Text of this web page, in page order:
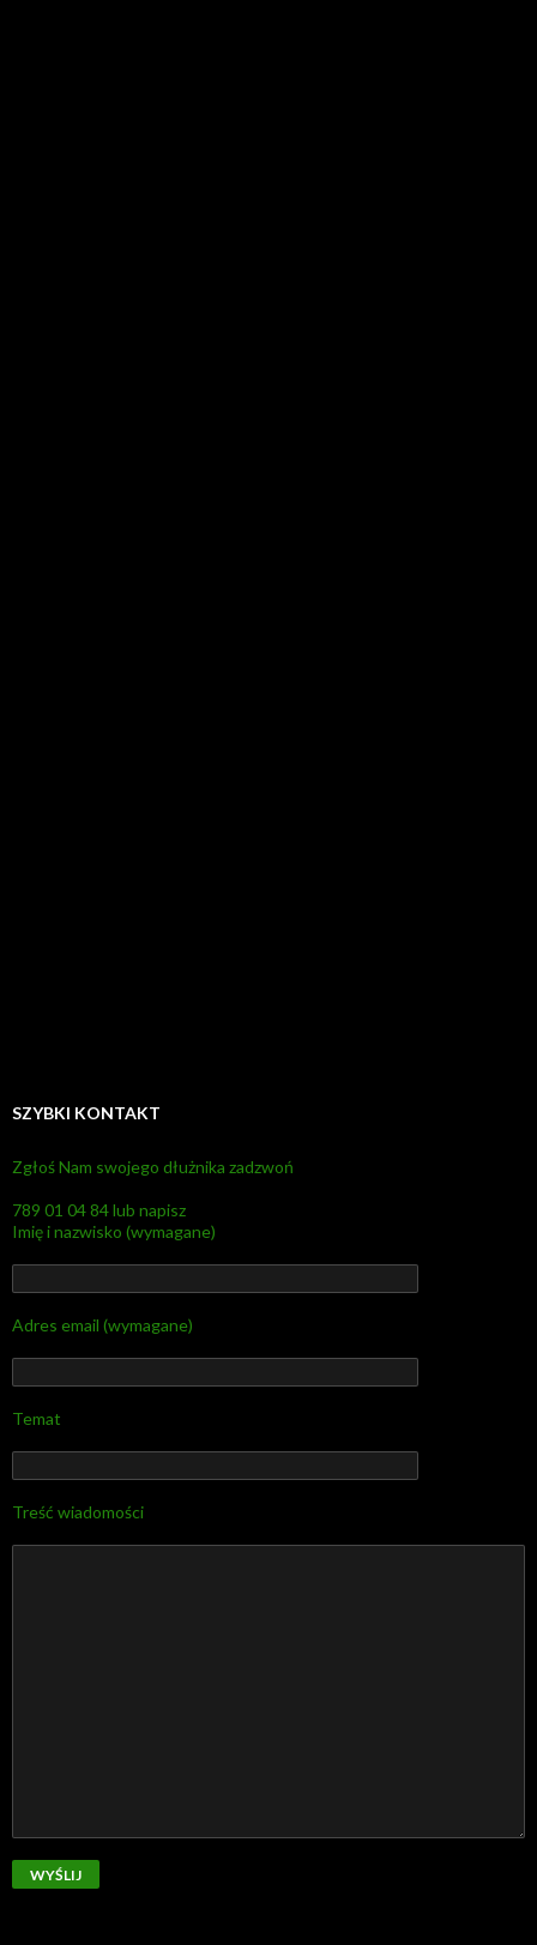
SZYBKI KONTAKT
Zgłoś Nam swojego dłużnika zadzwoń
789 01 04 84 lub napisz
Imię i nazwisko (wymagane)
Adres email (wymagane)
Temat
Treść wiadomości